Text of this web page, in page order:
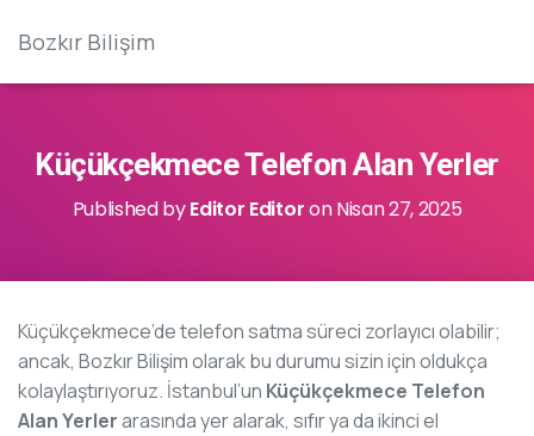
Bozkır Bilişim
Küçükçekmece Telefon Alan Yerler
Published byEditor EditoronNisan 27, 2025
Küçükçekmece’de telefon satma süreci zorlayıcı olabilir;
ancak, Bozkır Bilişim olarak bu durumu sizin için oldukça
kolaylaştırıyoruz. İstanbul’un Küçükçekmece Telefon
Alan Yerlerarasında yer alarak, sıfır ya da ikinci el